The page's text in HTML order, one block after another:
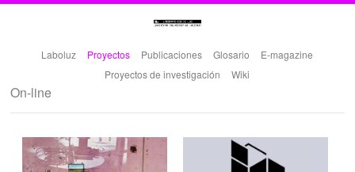
Laboluz Proyectos Publicaciones Glosario
E-magazine
Proyectos de investigación
Wiki
On-line